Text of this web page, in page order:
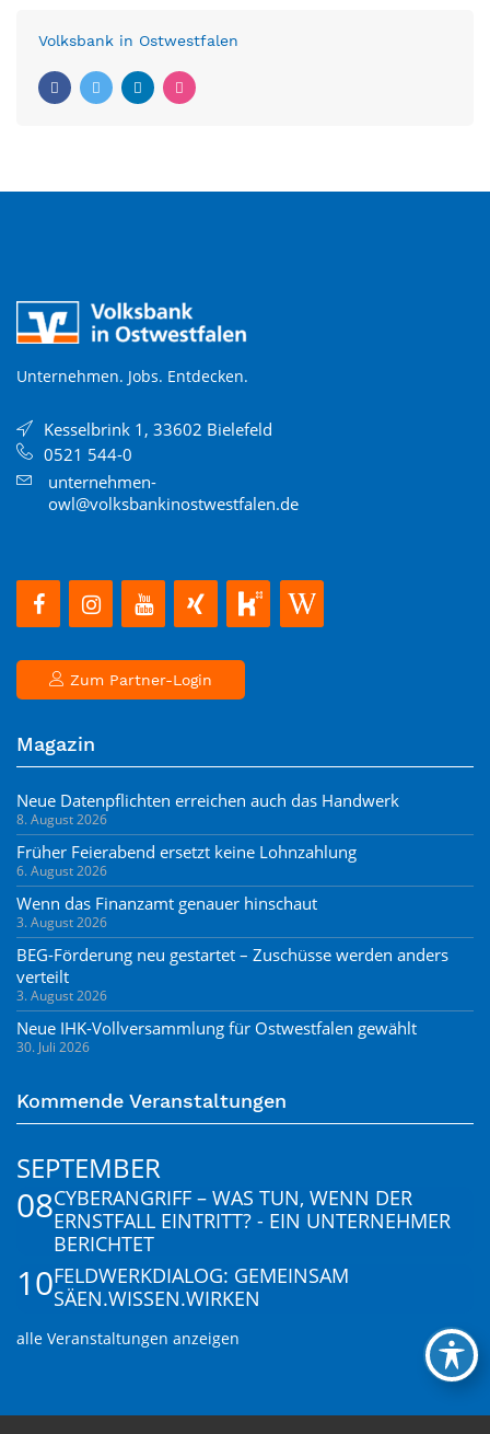
Volksbank in Ostwestfalen
Unternehmen. Jobs. Entdecken.
Kesselbrink 1, 33602 Bielefeld
0521 544-0
unternehmen-
owl@volksbankinostwestfalen.de
Zum Partner-Login
Magazin
Neue Datenpflichten erreichen auch das Handwerk
8. August 2026
Früher Feierabend ersetzt keine Lohnzahlung
6. August 2026
Wenn das Finanzamt genauer hinschaut
3. August 2026
BEG-Förderung neu gestartet – Zuschüsse werden anders
verteilt
3. August 2026
Neue IHK-Vollversammlung für Ostwestfalen gewählt
30. Juli 2026
Kommende Veranstaltungen
SEPTEMBER
08CYBERANGRIFF – WAS TUN, WENN DER
ERNSTFALL EINTRITT? - EIN UNTERNEHMER
BERICHTET
10FELDWERKDIALOG: GEMEINSAM
SÄEN.WISSEN.WIRKEN
alle Veranstaltungen anzeigen